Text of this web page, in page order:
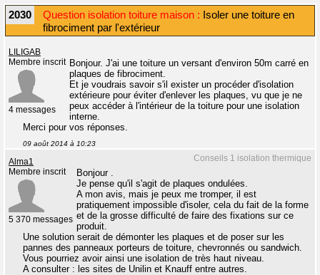
2030 Question isolation toiture maison : Isoler une toiture en
fibrociment par l'extérieur
LILIGAB
Membre inscrit
4 messages
Bonjour. J'ai une toiture un versant d'environ 50m carré en
plaques de fibrociment.
Et je voudrais savoir s'il exister un procéder d'isolation
extérieure pour éviter d'enlever les plaques, vu que je ne
peux accéder à l'intérieur de la toiture pour une isolation
interne.
Merci pour vos réponses.
09 août 2014 à 10:23
Conseils 1 isolation thermique
Alma1
Membre inscrit
5 370 messages
Bonjour .
Je pense qu'il s'agit de plaques ondulées.
A mon avis, mais je peux me tromper, il est
pratiquement impossible d'isoler, cela du fait de la forme
et de la grosse difficulté de faire des fixations sur ce
produit.
Une solution serait de démonter les plaques et de poser sur les
pannes des panneaux porteurs de toiture, chevronnés ou sandwich.
Vous pourriez avoir ainsi une isolation de très haut niveau.
A consulter : les sites de Unilin et Knauff entre autres.